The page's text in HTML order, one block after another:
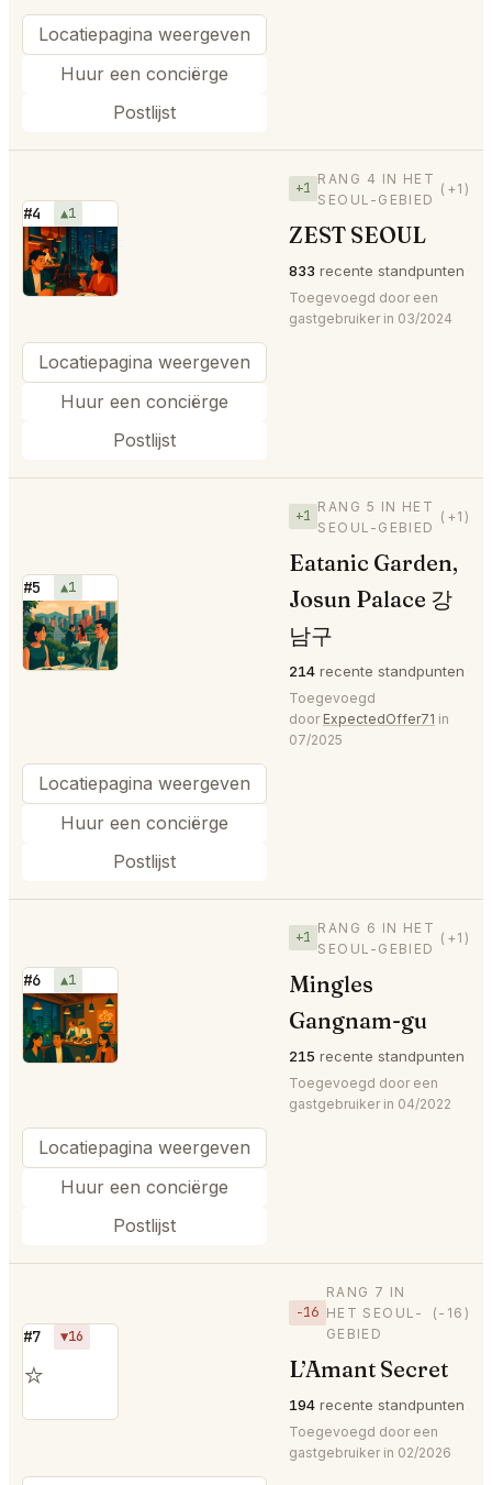
Locatiepagina weergeven
Huur een conciërge
Postlijst
#4 ▲1
⭐
+1
RANG 4 IN HET
SEOUL-GEBIED
(+1)
ZEST SEOUL
833 recente standpunten
Toegevoegd door een
gastgebruiker in 03/2024
Locatiepagina weergeven
Huur een conciërge
Postlijst
#5 ▲1
⭐
+1
RANG 5 IN HET
SEOUL-GEBIED
(+1)
Eatanic Garden,
Josun Palace 강
남구
214 recente standpunten
Toegevoegd
door ExpectedOffer71 in
07/2025
Locatiepagina weergeven
Huur een conciërge
Postlijst
#6 ▲1
⭐
+1
RANG 6 IN HET
SEOUL-GEBIED
(+1)
Mingles
Gangnam-gu
215 recente standpunten
Toegevoegd door een
gastgebruiker in 04/2022
Locatiepagina weergeven
Huur een conciërge
Postlijst
#7 ▼16
⭐
−16
RANG 7 IN
HET SEOUL-
GEBIED
(-16)
L’Amant Secret
194 recente standpunten
Toegevoegd door een
gastgebruiker in 02/2026